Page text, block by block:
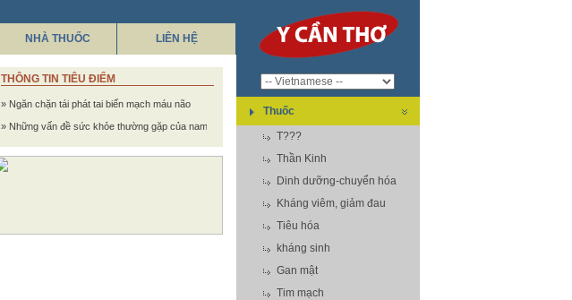
NHÀ THUỐC LIÊN HỆ
THÔNG TIN TIÊU ĐIỂM
» Ngăn chặn tái phát tai biến mạch máu não
» Những vấn đề sức khỏe thường gặp của nam giới
Thuốc
T???
Thần Kinh
Dinh dưỡng-chuyển hóa
Kháng viêm, giảm đau
Tiêu hóa
kháng sinh
Gan mật
Tim mạch